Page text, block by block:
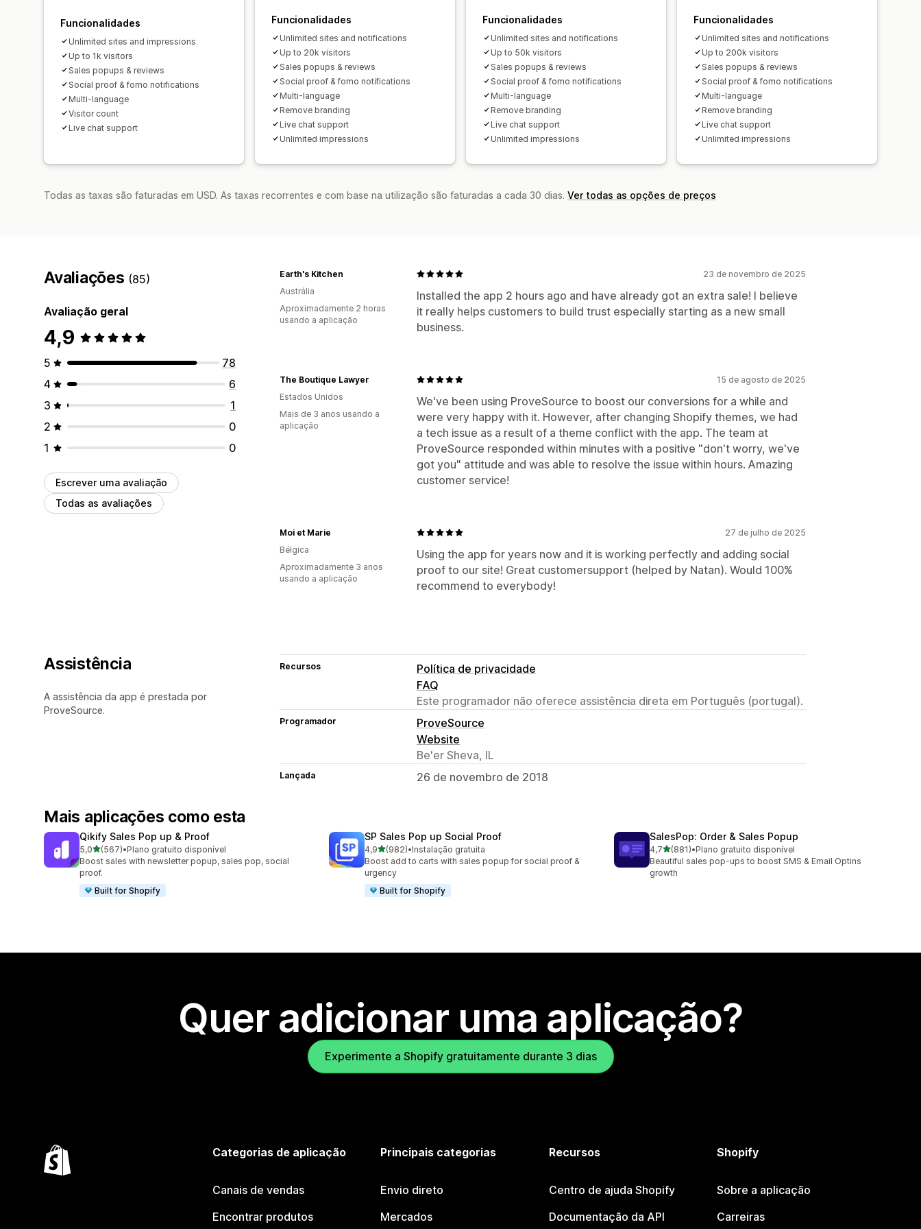
Funcionalidades
Unlimited sites and impressions
Up to 1k visitors
Sales popups & reviews
Social proof & fomo notifications
Multi-language
Visitor count
Live chat support
Funcionalidades
Unlimited sites and notifications
Up to 20k visitors
Sales popups & reviews
Social proof & fomo notifications
Multi-language
Remove branding
Live chat support
Unlimited impressions
Funcionalidades
Unlimited sites and notifications
Up to 50k visitors
Sales popups & reviews
Social proof & fomo notifications
Multi-language
Remove branding
Live chat support
Unlimited impressions
Funcionalidades
Unlimited sites and notifications
Up to 200k visitors
Sales popups & reviews
Social proof & fomo notifications
Multi-language
Remove branding
Live chat support
Unlimited impressions
Todas as taxas são faturadas em USD. As taxas recorrentes e com base na utilização são faturadas a cada 30 dias. Ver todas as opções de preços
Avaliações (85)
Avaliação geral
4,9
5
78
4
6
3
1
2
0
1
0
Escrever uma avaliação
Todas as avaliações
23 de novembro de 2025
Installed the app 2 hours ago and have already got an extra sale! I believe
it really helps customers to build trust especially starting as a new small
business.
Earth's Kitchen
Austrália
Aproximadamente 2 horas
usando a aplicação
15 de agosto de 2025
We've been using ProveSource to boost our conversions for a while and
were very happy with it. However, after changing Shopify themes, we had
a tech issue as a result of a theme conflict with the app. The team at
ProveSource responded within minutes with a positive "don't worry, we've
got you" attitude and was able to resolve the issue within hours. Amazing
customer service!
The Boutique Lawyer
Estados Unidos
Mais de 3 anos usando a
aplicação
27 de julho de 2025
Using the app for years now and it is working perfectly and adding social
proof to our site! Great customersupport (helped by Natan). Would 100%
recommend to everybody!
Moi et Marie
Bélgica
Aproximadamente 3 anos
usando a aplicação
Assistência
A assistência da app é prestada por
ProveSource.
Recursos
Política de privacidade
FAQ
Este programador não oferece assistência direta em Português (portugal).
Programador
ProveSource
Website
Be'er Sheva, IL
Lançada 26 de novembro de 2018
Mais aplicações como esta
Qikify Sales Pop up & Proof
5,0de 5 estrelas
(567)
567 total de avaliações
•Plano gratuito disponível
Boost sales with newsletter popup, sales pop, social
proof.
Built for Shopify
SP Sales Pop up Social Proof
4,9de 5 estrelas
(982)
982 total de avaliações
•Instalação gratuita
Boost add to carts with sales popup for social proof &
urgency
Built for Shopify
SalesPop: Order & Sales Popup
4,7de 5 estrelas
(881)
881 total de avaliações
•Plano gratuito disponível
Beautiful sales pop-ups to boost SMS & Email Optins
growth
Quer adicionar uma aplicação?
Experimente a Shopify gratuitamente durante 3 dias
Categorias de aplicação
Canais de vendas
Encontrar produtos
Principais categorias
Envio direto
Mercados
Recursos
Centro de ajuda Shopify
Documentação da API
Shopify
Sobre a aplicação
Carreiras